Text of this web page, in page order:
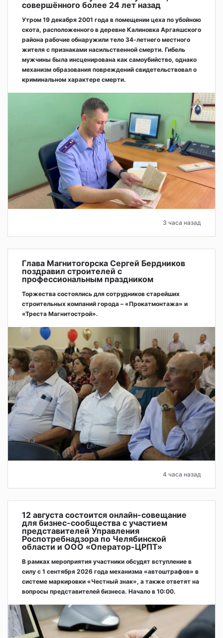
совершённого более 24 лет назад
Утром 19 декабря 2001 года в помещении цеха по убойною
скота, расположенного в деревне Калиновка Аргаяшского
района рабочие обнаружили тело 34-летнего местного
жителя с признаками насильственной смерти. Гибель
мужчины была инсценирована как самоубийство, однако
механизм образования повреждений свидетельствовал о
криминальном характере смерти.
3 часа назад
Глава Магнитогорска Сергей Бердников
поздравил строителей с
профессиональным праздником
Торжества состоялись для сотрудников старейших
строительных компаний города – «Прокатмонтажа» и
«Треста Магнитострой».
4 часа назад
12 августа состоится онлайн-совещание
для бизнес-сообщества с участием
представителей Управления
Роспотребнадзора по Челябинской
области и ООО «Оператор-ЦРПТ»
В рамках мероприятия участники обсудят вступление в
силу с 1 сентября 2026 года механизма «автоштрафов» в
системе маркировки «Честный знак», а также ответят на
вопросы представителей бизнеса. Начало в 10:00.